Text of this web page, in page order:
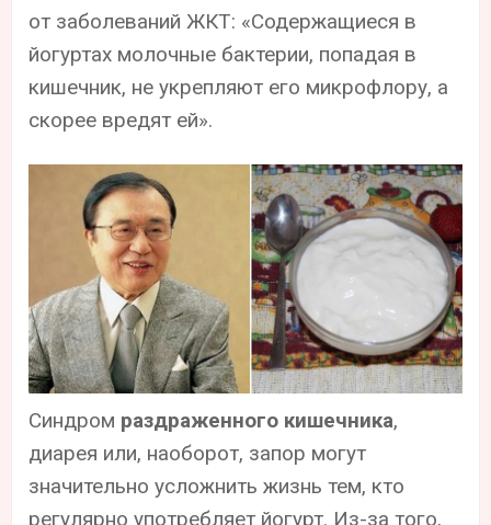
от заболеваний ЖКТ: «Содержащиеся в
йогуртах молочные бактерии, попадая в
кишечник, не укрепляют его микрофлору, а
скорее вредят ей».
Синдром раздраженного кишечника,
диарея или, наоборот, запор могут
значительно усложнить жизнь тем, кто
регулярно употребляет йогурт. Из-за того,